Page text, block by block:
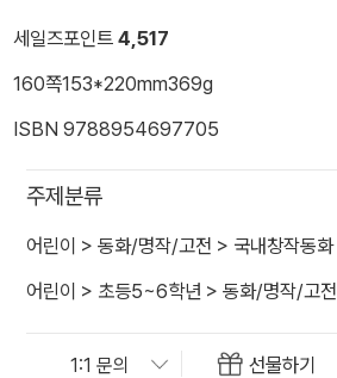
세일즈포인트 4,517
160쪽153*220mm369g
ISBN 9788954697705
주제분류
어린이 > 동화/명작/고전 > 국내창작동화
어린이 > 초등5~6학년 > 동화/명작/고전
선물하기